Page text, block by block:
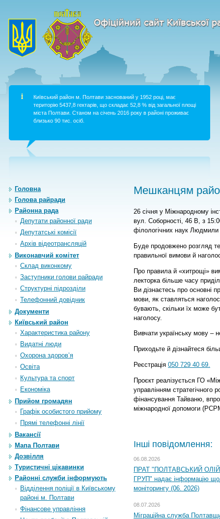
Київський район м. Полтави заснований у 1952 році, має
територію 5437,8 гектарів, що складає 52,8 % від загальної площі
міста Полтави. Станом на січень 2016 року в районі проживає
близько 90 тис. осіб.
Головна
Голова райради
Районна рада
Депутати районної ради
Депутатські комісії
Архiв вiдеотрансляцiй
Виконавчий комітет
Склад виконкому
Заступники голови райради
Структурні підрозділи
Телефонний довідник
Документи
Київський район
Характеристика району
Видатні люди
Охорона здоров’я
Освіта
Культура та спорт
Економіка
Прийом громадян
Графік особистого прийому
Прямі телефонні лінії
Вакансії
Мапа Полтави
Дозвілля
Туристичні цікавинки
Районні служби інформують
Відділення поліції в Київському
районі м. Полтави
Фінансове управління
Мешканцям
26 січня у Міжнародному
вул. Соборності, 46 В, з
філологічних наук
Буде продовжено розгляд
правильної вимови й
Про правила й «хитрощі»
лекторка більше часу
Ви дізнаєтесь про основні
мови, як ставляться
бувають, скільки їх може
наголосу.
Вивчати українську мову –
Приходьте й дізнайтеся
Реєстрація 050 729 40 69.
Проєкт реалізується ГО
управлінням стратегічного
фінансування Тайваню,
міжнародної допомоги
Інші повідомлення:
06.08.2026
ПРАТ "ПОЛТАВСЬКИЙ
ГРУП" надає інформацію
моніторингу (06. 2026)
08.07.2026
Міграційна служба